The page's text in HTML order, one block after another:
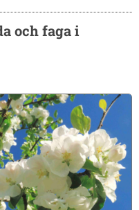
och faga i